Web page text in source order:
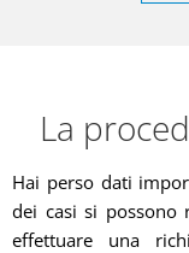
La
Hai perso dati
dei casi si possono
effettuare una